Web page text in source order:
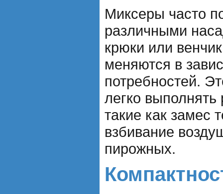
Миксеры часто
различными
крюки или
меняются в
потребностей.
легко
такие как замес
взбивание
пирожных.